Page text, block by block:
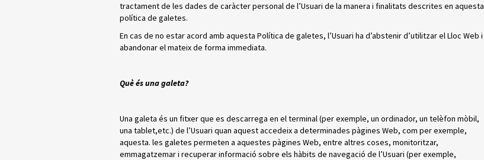
tractament de les dades de caràcter personal de l’Usuari de la manera i finalitats descrites en aquesta
política de galetes.
En cas de no estar acord amb aquesta Política de galetes, l’Usuari ha d’abstenir d’utilitzar el Lloc Web i
abandonar el mateix de forma immediata.
Què és una galeta?
Una galeta és un fitxer que es descarrega en el terminal (per exemple, un ordinador, un telèfon mòbil,
una tablet,etc.) de l’Usuari quan aquest accedeix a determinades pàgines Web, com per exemple,
aquesta. les galetes permeten a aquestes pàgines Web, entre altres coses, monitoritzar,
emmagatzemar i recuperar informació sobre els hàbits de navegació de l’Usuari (per exemple,